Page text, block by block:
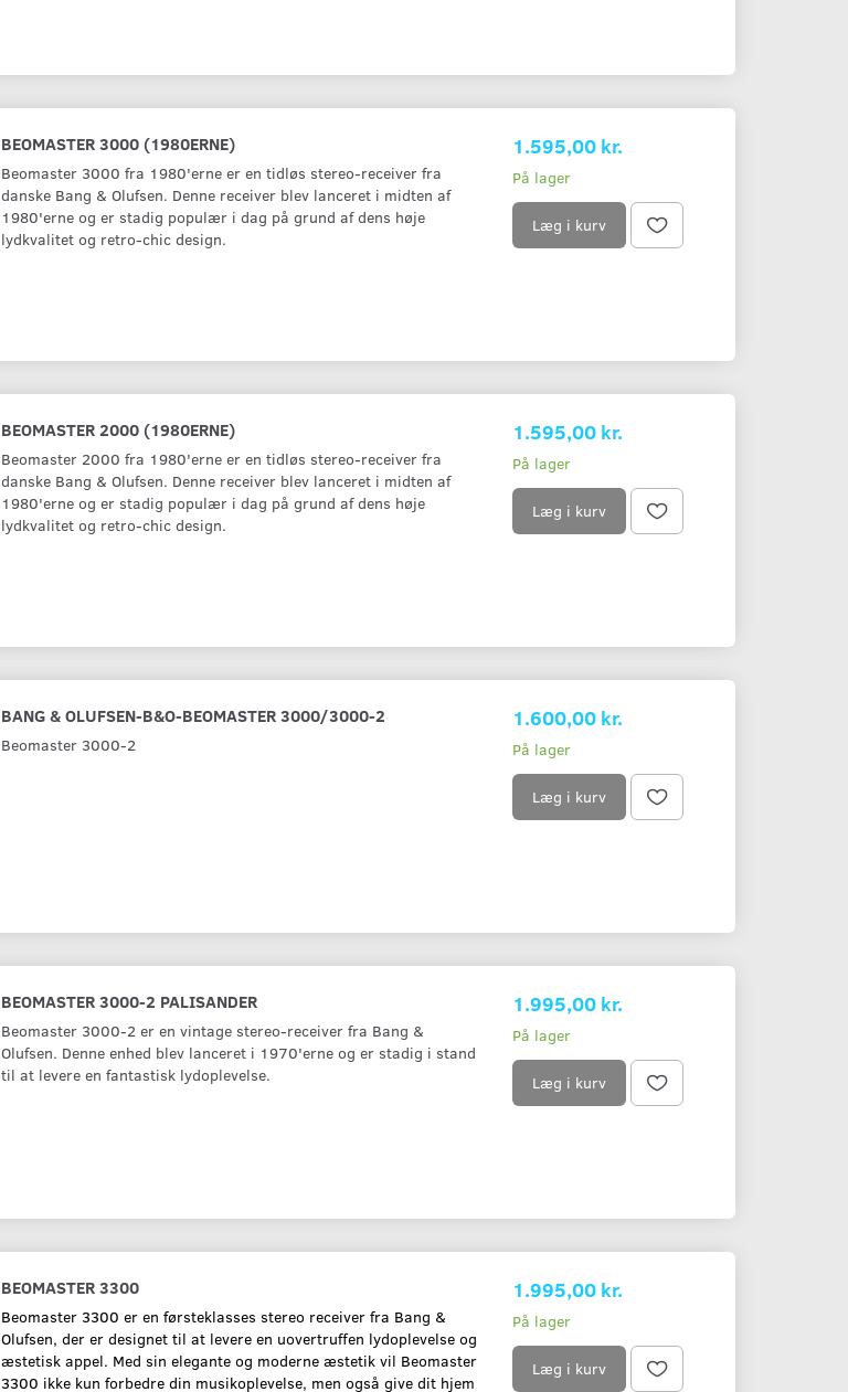
BEOMASTER 3000 (1980ERNE)
Beomaster 3000 fra 1980'erne er en tidløs stereo-receiver fra
danske Bang & Olufsen. Denne receiver blev lanceret i midten af
1980'erne og er stadig populær i dag på grund af dens høje
lydkvalitet og retro-chic design.
1.595,00 kr.
På lager
Læg i kurv
BEOMASTER 2000 (1980ERNE)
Beomaster 2000 fra 1980'erne er en tidløs stereo-receiver fra
danske Bang & Olufsen. Denne receiver blev lanceret i midten af
1980'erne og er stadig populær i dag på grund af dens høje
lydkvalitet og retro-chic design.
1.595,00 kr.
På lager
Læg i kurv
BANG & OLUFSEN-B&O-BEOMASTER 3000/3000-2
Beomaster 3000-2
1.600,00 kr.
På lager
Læg i kurv
BEOMASTER 3000-2 PALISANDER
Beomaster 3000-2 er en vintage stereo-receiver fra Bang &
Olufsen. Denne enhed blev lanceret i 1970'erne og er stadig i stand
til at levere en fantastisk lydoplevelse.
1.995,00 kr.
På lager
Læg i kurv
BEOMASTER 3300
Beomaster 3300 er en førsteklasses stereo receiver fra Bang &
Olufsen, der er designet til at levere en uovertruffen lydoplevelse og
æstetisk appel. Med sin elegante og moderne æstetik vil Beomaster
3300 ikke kun forbedre din musikoplevelse, men også give dit hjem
1.995,00 kr.
På lager
Læg i kurv